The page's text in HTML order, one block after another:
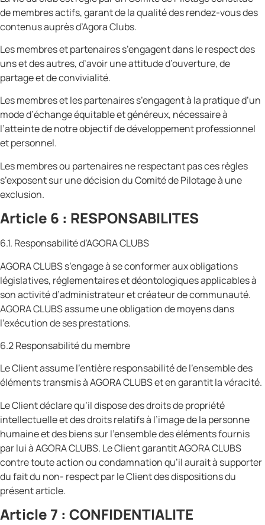
de membres actifs, garant de la qualité des rendez-vous des
contenus auprès d’Agora Clubs.
Les membres et partenaires s’engagent dans le respect des
uns et des autres, d’avoir une attitude d’ouverture, de
partage et de convivialité.
Les membres et les partenaires s’engagent à la pratique d’un
mode d’échange équitable et généreux, nécessaire à
l’atteinte de notre objectif de développement professionnel
et personnel.
Les membres ou partenaires ne respectant pas ces règles
s’exposent sur une décision du Comité de Pilotage à une
exclusion.
Article 6 : RESPONSABILITES
6.1. Responsabilité d’AGORA CLUBS
AGORA CLUBS s’engage à se conformer aux obligations
législatives, réglementaires et déontologiques applicables à
son activité d’administrateur et créateur de communauté.
AGORA CLUBS assume une obligation de moyens dans
l’exécution de ses prestations.
6.2 Responsabilité du membre
Le Client assume l’entière responsabilité de l’ensemble des
éléments transmis à AGORA CLUBS et en garantit la véracité.
Le Client déclare qu’il dispose des droits de propriété
intellectuelle et des droits relatifs à l’image de la personne
humaine et des biens sur l’ensemble des éléments fournis
par lui à AGORA CLUBS. Le Client garantit AGORA CLUBS
contre toute action ou condamnation qu’il aurait à supporter
du fait du non- respect par le Client des dispositions du
présent article.
Article 7 : CONFIDENTIALITE